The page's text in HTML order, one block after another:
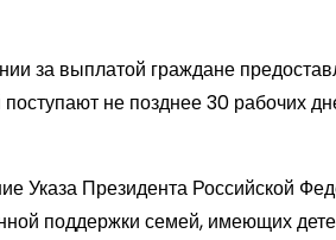
за выплатой граждане
поступают не позднее 30 рабочих
Указа Президента Российской
поддержки семей, имеющих